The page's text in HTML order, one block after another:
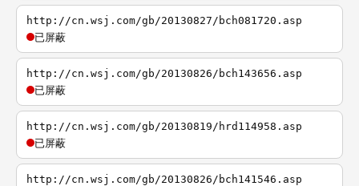
http://cn.wsj.com/gb/20130827/bch081720.asp
已屏蔽
http://cn.wsj.com/gb/20130826/bch143656.asp
已屏蔽
http://cn.wsj.com/gb/20130819/hrd114958.asp
已屏蔽
http://cn.wsj.com/gb/20130826/bch141546.asp